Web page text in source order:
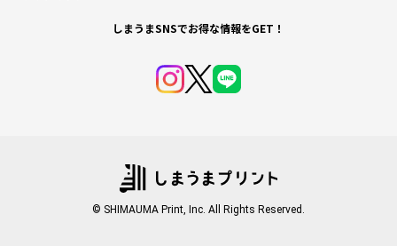
しまうまSNSでお得な情報をGET！
© SHIMAUMA Print, Inc. All Rights Reserved.